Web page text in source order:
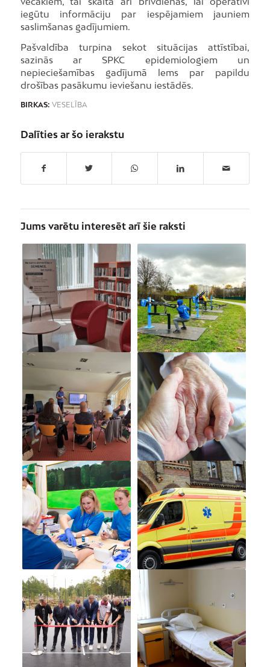
iegūtu informāciju par iespējamiem jauniem
saslimšanas gadījumiem.
Pašvaldība turpina sekot situācijas attīstībai,
sazinās ar SPKC epidemiologiem un
nepieciešamības gadījumā lems par papildu
drošības pasākumu ieviešanu iestādēs.
BIRKAS: VESELĪBA
Dalīties ar šo ierakstu
Jums varētu interesēt arī šie raksti